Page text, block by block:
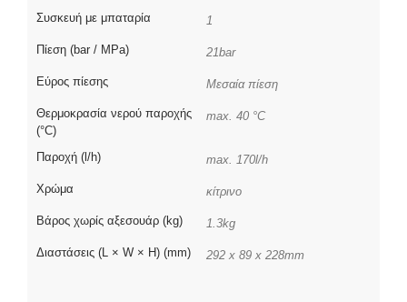
Συσκευή με μπαταρία 1
Πίεση (bar / MPa) 21bar
Εύρος πίεσης Μεσαία πίεση
Θερμοκρασία νερού παροχής
(°C)
max. 40 °C
Παροχή (l/h) max. 170l/h
Χρώμα κίτρινο
Βάρος χωρίς αξεσουάρ (kg) 1.3kg
Διαστάσεις (L × W × H) (mm) 292 x 89 x 228mm